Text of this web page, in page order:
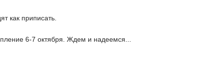
как приписать.
6-7 октября. Ждем и надеемся...